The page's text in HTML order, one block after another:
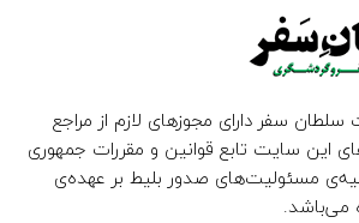
سفر دارای مجوزهای لازم از مراجع
این سایت تابع قوانین و مقررات جمهوری
مسئولیت‌های صدور بلیط بر عهده‌ی
می‌باشد.